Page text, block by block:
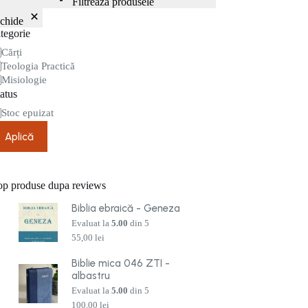
Cărți
Teologia Practică
Misiologie
Stoc epuizat
Aplică
produse dupa reviews
Biblia ebraică - Geneza
Evaluat la5.00 din 5
55,00lei
Biblie mica 046 ZTI -
albastru
Evaluat la5.00 din 5
100,00lei